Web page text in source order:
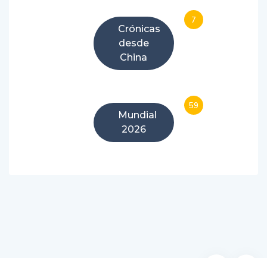
Crónicas
desde
China
7
Mundial
2026
59